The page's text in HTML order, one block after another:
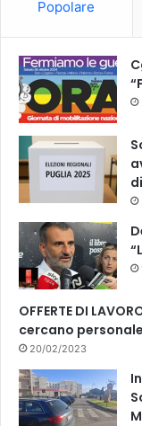
Popolare
OFFERTE DI
cercano personale
20/02/2023